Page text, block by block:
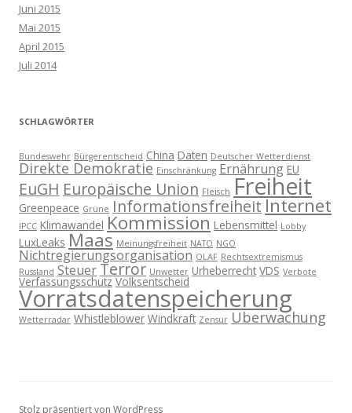
Juni 2015
Mai 2015
April 2015
Juli 2014
SCHLAGWÖRTER
Bundeswehr Bürgerentscheid China Daten Deutscher Wetterdienst
Direkte Demokratie Einschränkung Ernährung EU
EuGH Europäische Union Fleisch Freiheit
Greenpeace Grüne InformationsfreiheitInternet
IPCC Klimawandel Kommission Lebensmittel Lobby
LuxLeaks Maas Meinungsfreiheit NATO NGO
Nichtregierungsorganisation OLAF Rechtsextremismus
Russland SteuerTerror Unwetter Urheberrecht VDS Verbote
Verfassungsschutz Volksentscheid
Vorratsdatenspeicherung
Wetterradar Whistleblower Windkraft Zensur Überwachung
Stolz präsentiert von WordPress